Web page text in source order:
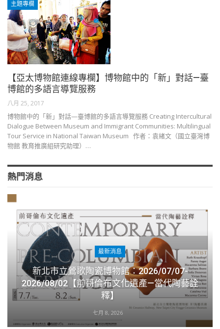
主題專欄
【亞太博物館連線專欄】博物館中的「新」對話—臺
博館的多語言導覽服務
八月 25, 2017
博物館中的「新」對話—臺博館的多語言導覽服務 Creating Intercultural
Dialogue Between Museum and Immigrant Communities: Multilingual
Tour Service in National Taiwan Museum 作者：袁緖文（國立臺灣博
物館 教育推廣組研究助理）…
熱門消息
最新消息
新北市立鶯歌陶瓷博物館：2026/07/07-
2026/08/02【前哥倫布文化遺產—當代陶藝詮
釋】
七月 8, 2026